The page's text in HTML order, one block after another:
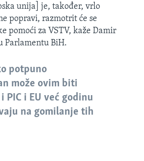
unija] je, također, vrlo
popravi, razmotrit će se
pomoći za VSTV, kaže Damir
Parlamentu BiH.
potpuno
može ovim biti
PIC i EU već godinu
na gomilanje tih